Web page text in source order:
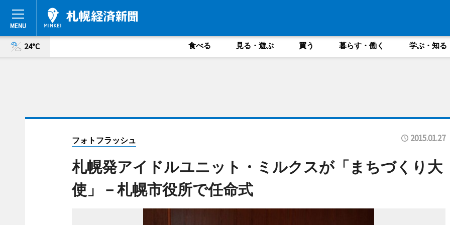
24°C 食べる 見る・遊ぶ 買う 暮らす・働く 学ぶ・知る
フォトフラッシュ 2015.01.27
札幌発アイドルユニット・ミルクスが「まちづくり大
使」－札幌市役所で任命式